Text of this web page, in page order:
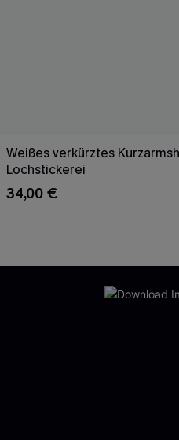
Weißes verkürztes
Lochstickerei
34,00 €